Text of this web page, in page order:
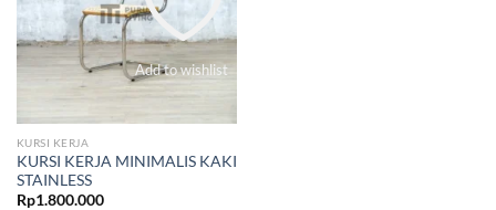
Add to wishlist
KURSI KERJA
KURSI KERJA MINIMALIS KAKI
STAINLESS
Rp1.800.000